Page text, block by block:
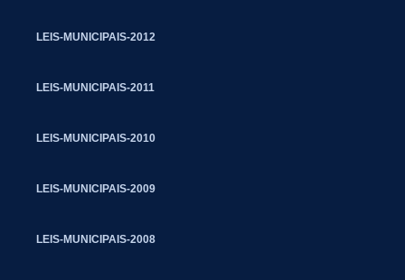
LEIS-MUNICIPAIS-2012
LEIS-MUNICIPAIS-2011
LEIS-MUNICIPAIS-2010
LEIS-MUNICIPAIS-2009
LEIS-MUNICIPAIS-2008